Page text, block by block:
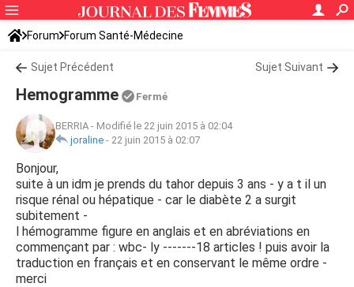
Forum Forum Santé-Médecine
Symptômes et maladies courantes
Sujet Précédent Sujet Suivant
Hemogramme Fermé
BERRIA - Modifié le 22 juin 2015 à 02:04
joraline - 22 juin 2015 à 02:07
Bonjour,
suite à un idm je prends du tahor depuis 3 ans - y a t il un
risque rénal ou hépatique - car le diabète 2 a surgit
subitement -
l hémogramme figure en anglais et en abréviations en
commençant par : wbc- ly -------18 articles ! puis avoir la
traduction en français et en conservant le même ordre -
merci